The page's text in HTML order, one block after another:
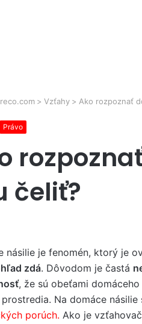
> Vzťahy > Ako rozpoznať
Právo
čeliť?
násilie je fenomén, ktorý je
zdá. Dôvodom je častá
, že sú obeťami
Na domáce
porúch. Ako je